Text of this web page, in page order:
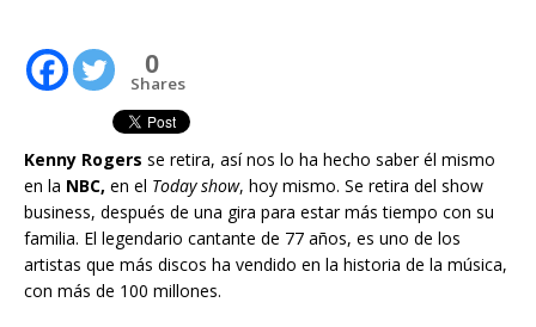
0
Shares
Kenny Rogers se retira, así nos lo ha hecho saber él mismo
en la NBC, en el Today show, hoy mismo. Se retira del show
business, después de una gira para estar más tiempo con su
familia. El legendario cantante de 77 años, es uno de los
artistas que más discos ha vendido en la historia de la música,
con más de 100 millones.